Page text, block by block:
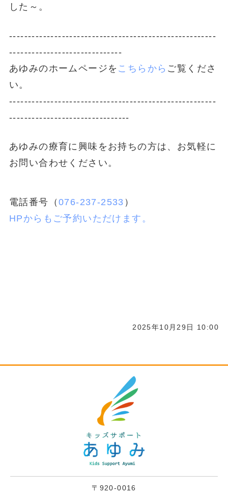
した～。
-------------------------------------------------------
------------------------------
あゆみのホームページを こちらから ご覧くださ
い。
-------------------------------------------------------
--------------------------------
あゆみの療育に興味をお持ちの方は、お気軽に
お問い合わせください。
電話番号（ 076-237-2533 ）
HPからもご予約いただけます。
2025年10月29日 10:00
〒920-0016